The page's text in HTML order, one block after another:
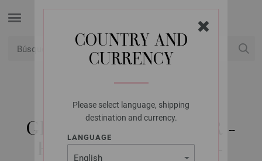
COUNTRY AND
CURRENCY
Please select language, shipping
destination and currency.
LANGUAGE
LANA GROSSA
GIOIA & LUCIA FLYER -
REVISTA ALEMANA +